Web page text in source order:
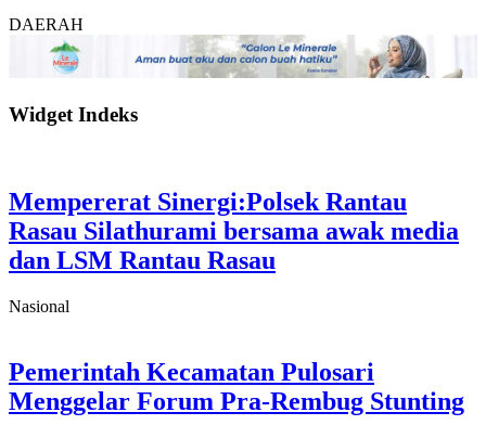
DAERAH
Widget Indeks
Mempererat Sinergi:Polsek Rantau
Rasau Silathurami bersama awak media
dan LSM Rantau Rasau
Nasional
Pemerintah Kecamatan Pulosari
Menggelar Forum Pra-Rembug Stunting